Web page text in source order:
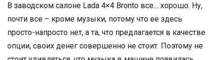
В заводском салоне Lada 4×4 Bronto все… хорошо. Ну,
почти все – кроме музыки, потому что ее здесь
просто-напросто нет, а та, что предлагается в качестве
опции, своих денег совершенно не стоит. Поэтому не